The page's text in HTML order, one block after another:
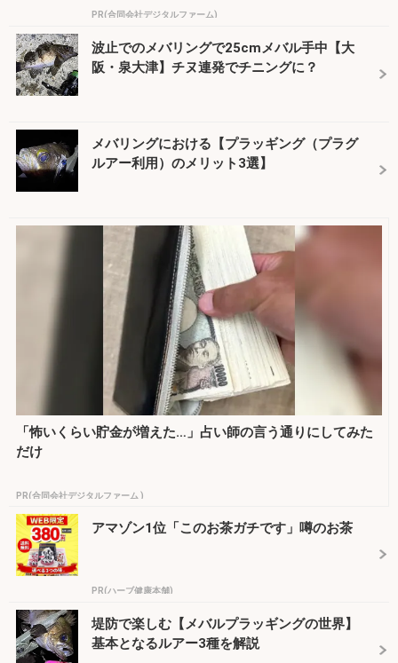
PR(合同会社デジタルファーム)
波止でのメバリングで25cmメバル手中【大
阪・泉大津】チヌ連発でチニングに？
メバリングにおける【プラッギング（プラグ
ルアー利用）のメリット3選】
「怖いくらい貯金が増えた…」占い師の言う通りにしてみた
だけ
PR(合同会社デジタルファーム )
アマゾン1位「このお茶ガチです」噂のお茶
PR(ハーブ健康本舗)
堤防で楽しむ【メバルプラッギングの世界】
基本となるルアー3種を解説